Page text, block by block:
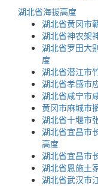
湖北省海拔高度
湖北省黄冈市
湖北省神农架
湖北省罗田大
度
湖北省潜江市
湖北省孝感市
湖北省咸宁市
黄冈市麻城市
湖北省十堰市
湖北省宜昌市
高度
湖北省宜昌市
湖北省恩施土
湖北省武汉市